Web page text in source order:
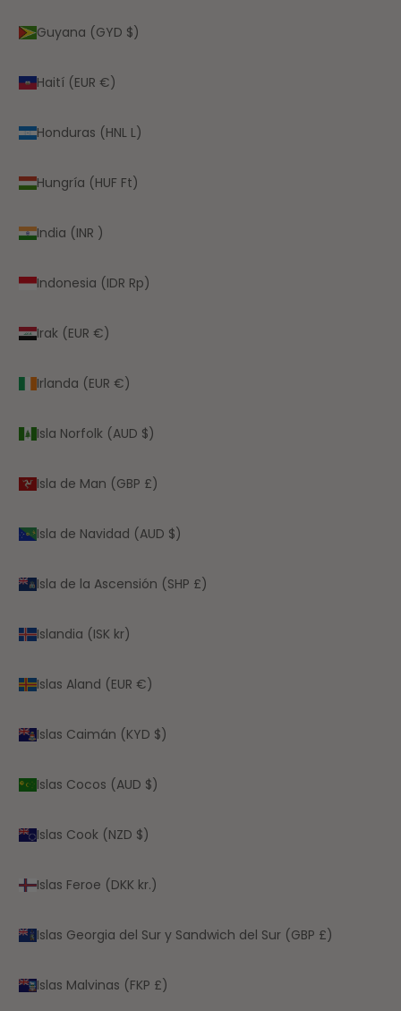
Guyana (GYD $)
Haití (EUR €)
Honduras (HNL L)
Hungría (HUF Ft)
India (INR ₹)
Indonesia (IDR Rp)
Irak (EUR €)
Irlanda (EUR €)
Isla Norfolk (AUD $)
Isla de Man (GBP £)
Isla de Navidad (AUD $)
Isla de la Ascensión (SHP £)
Islandia (ISK kr)
Islas Aland (EUR €)
Islas Caimán (KYD $)
Islas Cocos (AUD $)
Islas Cook (NZD $)
Islas Feroe (DKK kr.)
Islas Georgia del Sur y Sandwich del Sur (GBP £)
Islas Malvinas (FKP £)